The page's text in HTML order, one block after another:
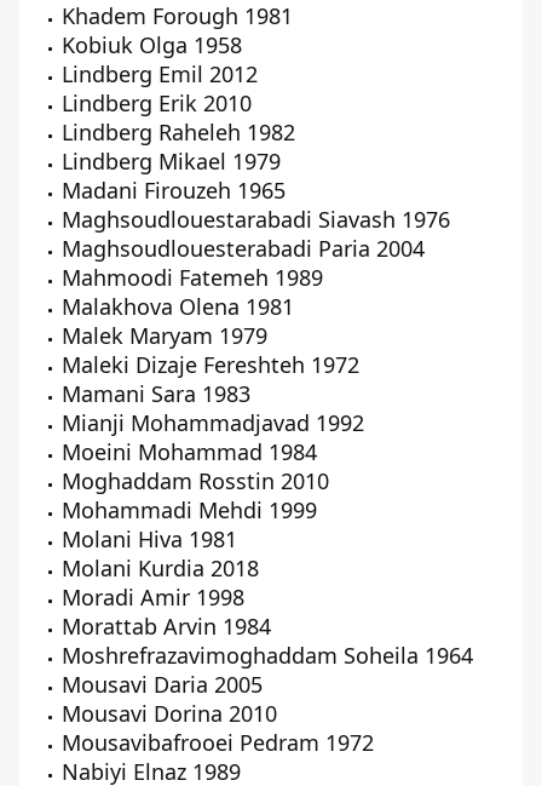
Khadem Forough 1981
Kobiuk Olga 1958
Lindberg Emil 2012
Lindberg Erik 2010
Lindberg Raheleh 1982
Lindberg Mikael 1979
Madani Firouzeh 1965
Maghsoudlouestarabadi Siavash 1976
Maghsoudlouesterabadi Paria 2004
Mahmoodi Fatemeh 1989
Malakhova Olena 1981
Malek Maryam 1979
Maleki Dizaje Fereshteh 1972
Mamani Sara 1983
Mianji Mohammadjavad 1992
Moeini Mohammad 1984
Moghaddam Rosstin 2010
Mohammadi Mehdi 1999
Molani Hiva 1981
Molani Kurdia 2018
Moradi Amir 1998
Morattab Arvin 1984
Moshrefrazavimoghaddam Soheila 1964
Mousavi Daria 2005
Mousavi Dorina 2010
Mousavibafrooei Pedram 1972
Nabiyi Elnaz 1989